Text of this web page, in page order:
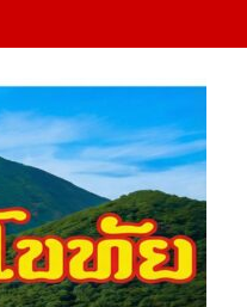
(Field Training Exercise :